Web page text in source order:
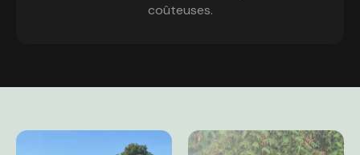
coûteuses.